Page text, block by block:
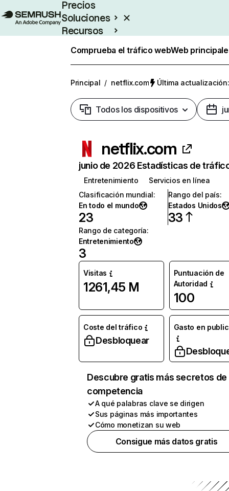
Precios
Soluciones
Recursos
Comprueba el tráfico webWeb
Principal / netflix.com Última
Todos los dispositivos
netflix.com
junio de 2026 Estadísticas de
Entretenimiento
Servicios en línea
Clasificación mundial:
En todo el mundo
23
Rango del país:
Estados Unidos
33
Rango de categoría:
Entretenimiento
3
Visitas
1261,45 M
Puntuación de
Autoridad
100
Coste del tráfico
Desbloquear
Gasto en
Descubre gratis más secretos de
competencia
A qué palabras clave se dirigen
Sus páginas más importantes
Cómo monetizan su web
Consigue más datos gratis